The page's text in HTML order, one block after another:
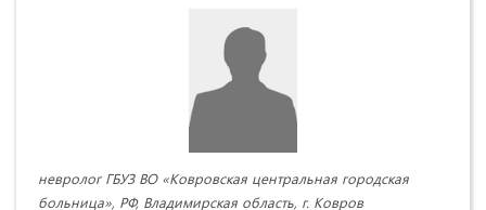
невролог ГБУЗ ВО «Ковровская центральная городская
больница», РФ, Владимирская область, г. Ковров